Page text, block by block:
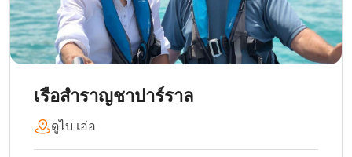
เรือสำราญชาปาร์ราล
ดูไบ เอ่อ